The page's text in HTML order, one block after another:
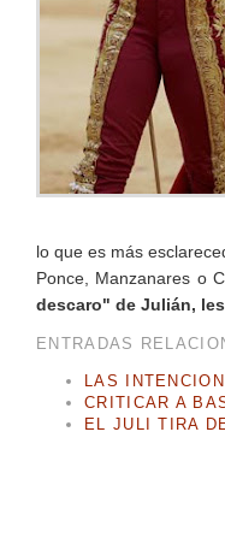
lo que es más
Ponce, Manzanares o
descaro" de Julián,
ENTRADAS
LAS
CRITICAR A
EL JULI TIRA